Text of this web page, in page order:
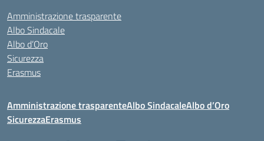
Amministrazione trasparente
Albo Sindacale
Albo d’Oro
Sicurezza
Erasmus
Amministrazione trasparenteAlbo SindacaleAlbo d’Oro
SicurezzaErasmus